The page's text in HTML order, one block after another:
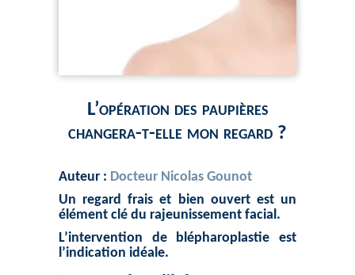
L’opération des paupières
changera-t-elle mon regard ?
Auteur : Docteur Nicolas Gounot
Un regard frais et bien ouvert est un
élément clé du rajeunissement facial.
L’intervention de blépharoplastie est
l’indication idéale.